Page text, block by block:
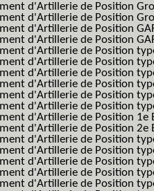
d'Artillerie de Position
d'Artillerie de Position
d'Artillerie de Position
d'Artillerie de Position
d'Artillerie de Position
d'Artillerie de Position
d'Artillerie de Position
d'Artillerie de Position
d'Artillerie de Position
d'Artillerie de Position
d'Artillerie de Position 1e
d'Artillerie de Position 2e
d'Artillerie de Position
d'Artillerie de Position
d'Artillerie de Position
d'Artillerie de Position
d'Artillerie de Position